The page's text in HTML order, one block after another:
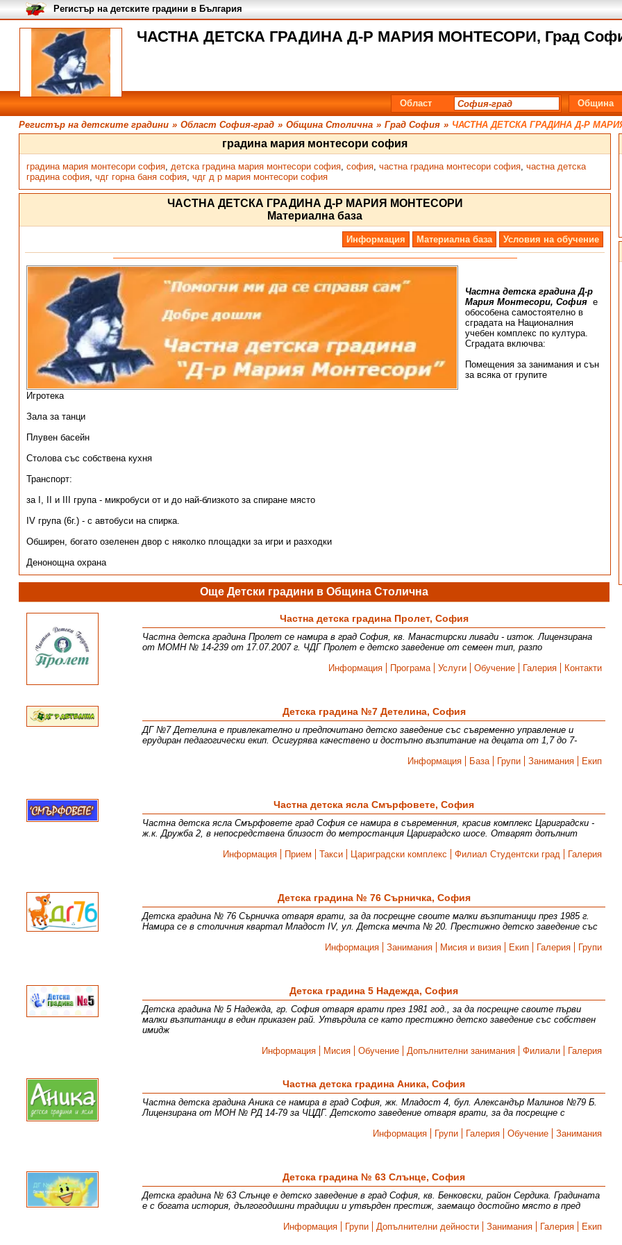
ЧАСТНА ДЕТСКА ГРАДИНА Д-Р МАРИЯ МОНТЕСОРИ, Град
Регистър на детските градини в България
Област Община
Регистър на детските градини » Област София-град » Община Столична » Град София » ЧАСТНА ДЕТСКА ГРАДИНА Д-Р
градина мария монтесори софия
градина мария монтесори софия, детска градина мария монтесори софия, софия, частна градина монтесори софия, частна детска
градина софия, чдг горна баня софия, чдг д р мария монтесори софия
ЧАСТНА ДЕТСКА ГРАДИНА Д-Р МАРИЯ МОНТЕСОРИ
Материална база
Информация Материална база Условия на обучение
Частна детска градина Д-р
Мария Монтесори, София е
обособена самостоятелно в
сградата на Националния
учебен комплекс по култура.
Сградата включва:
Помещения за занимания и сън
за всяка от групите
Игротека
Зала за танци
Плувен басейн
Столова със собствена кухня
Транспорт:
за I, II и III група - микробуси от и до най-близкото за спиране място
IV група (6г.) - с автобуси на спирка.
Обширен, богато озеленен двор с няколко площадки за игри и разходки
Денонощна охрана
Още Детски градини в Община Столична
Частна детска градина Пролет, София
Частна детска градина Пролет се намира в град София, кв. Манастирски ливади - изток. Лицензирана
от МОМН № 14-239 от 17.07.2007 г. ЧДГ Пролет е детско заведение от семеен тип, разпо
Информация
Програма Услуги Обучение Галерия Контакти
Детска градина №7 Детелина, София
ДГ №7 Детелина е привлекателно и предпочитано детско заведение със съвременно управление и
ерудиран педагогически екип. Осигурява качествено и достъпно възпитание на децата от 1,7 до 7-
Информация
База Групи Занимания Екип
Частна детска ясла Смърфовете, София
Частна детска ясла Смърфовете град София се намира в съвременния, красив комплекс Цариградски -
ж.к. Дружба 2, в непосредствена близост до метростанция Цариградско шосе. Отварят допълнит
Информация
Прием Такси Цариградски комплекс Филиал Студентски град Галерия
Детска градина № 76 Сърничка, София
Детска градина № 76 Сърничка отваря врати, за да посрещне своите малки възпитаници през 1985 г.
Намира се в столичния квартал Младост IV, ул. Детска мечта № 20. Престижно детско заведение със
Информация
Занимания Мисия и визия Екип Галерия Групи
Детска градина 5 Надежда, София
Детска градина № 5 Надежда, гр. София отваря врати през 1981 год., за да посрещне своите първи
малки възпитаници в един приказен рай. Утвърдила се като престижно детско заведение със собствен
имидж
Информация
Мисия Обучение Допълнителни занимания Филиали Галерия
Частна детска градина Аника, София
Частна детска градина Аника се намира в град София, жк. Младост 4, бул. Александър Малинов №79 Б.
Лицензирана от МОН № РД 14-79 за ЧЦДГ. Детското заведение отваря врати, за да посрещне с
Информация
Групи Галерия Обучение Занимания
Детска градина № 63 Слънце, София
Детска градина № 63 Слънце е детско заведение в град София, кв. Бенковски, район Сердика. Градината
е с богата история, дългогодишни традиции и утвърден престиж, заемащо достойно място в пред
Информация
Групи Допълнителни дейности Занимания Галерия Екип